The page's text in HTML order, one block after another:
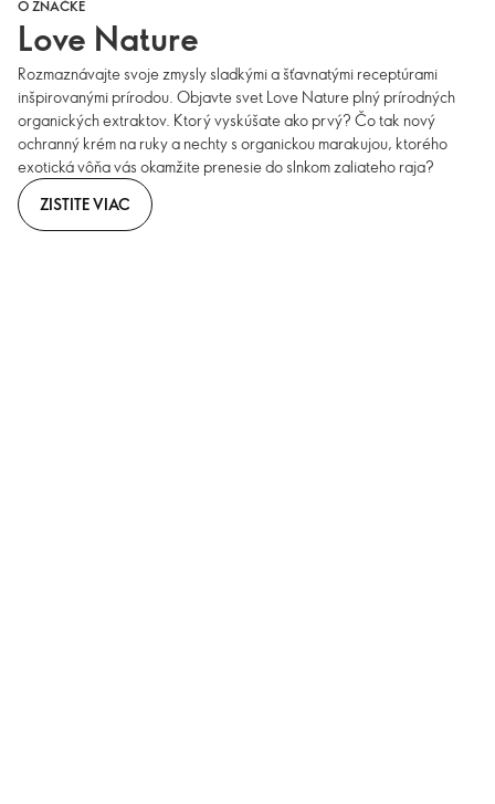
O ZNAČKE
Love Nature
Rozmaznávajte svoje zmysly sladkými a šťavnatými receptúrami
inšpirovanými prírodou. Objavte svet Love Nature plný prírodných
organických extraktov. Ktorý vyskúšate ako prvý? Čo tak nový
ochranný krém na ruky a nechty s organickou marakujou, ktorého
exotická vôňa vás okamžite prenesie do slnkom zaliateho raja?
ZISTITE VIAC